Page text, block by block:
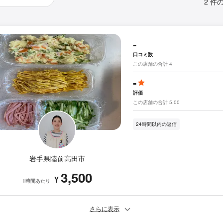
岩手県陸前高田市
1時間あたり ¥3,500
-
口コミ数
この店舗の合計 4
-
評価
この店舗の合計 5.00
24時間以内の返信
さらに表示